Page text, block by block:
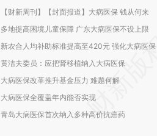
【财新周刊】【封面报道】大病医保 钱从何来
多地提高困境儿童保障 广东大病医保不设上限
新农合人均补助标准提高至420元 强化大病医保
黄洁夫委员：应把肾移植纳入大病医保
大病医保改革推升基金压力 难题何解
大病医保全覆盖年内能否实现
青岛大病医保首次纳入多种高价抗癌药